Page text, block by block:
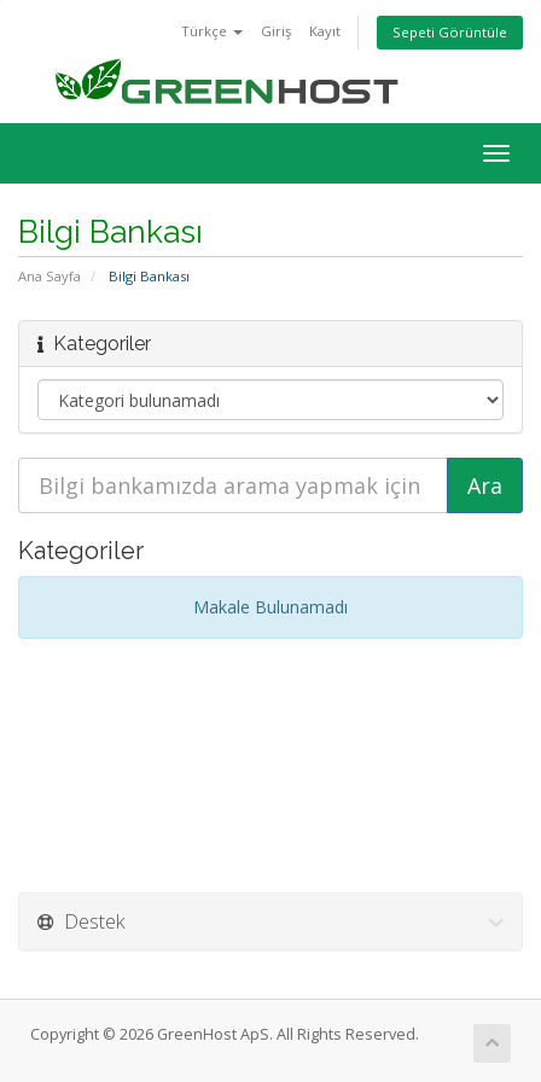
Türkçe Giriş Kayıt Sepeti Görüntüle
Bilgi Bankası
Ana Sayfa Bilgi Bankası
Kategoriler
Kategoriler
Makale Bulunamadı
Destek
Copyright © 2026 GreenHost ApS. All Rights Reserved.